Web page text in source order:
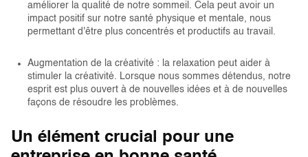
améliorer la qualité de notre sommeil. Cela peut avoir un
impact positif sur notre santé physique et mentale, nous
permettant d'être plus concentrés et productifs au travail.
Augmentation de la créativité : la relaxation peut aider à
stimuler la créativité. Lorsque nous sommes détendus, notre
esprit est plus ouvert à de nouvelles idées et à de nouvelles
façons de résoudre les problèmes.
Un élément crucial pour une